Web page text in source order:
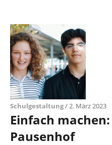
Schulgestaltung/ 2. März 2023
Einfach
Pausenhof